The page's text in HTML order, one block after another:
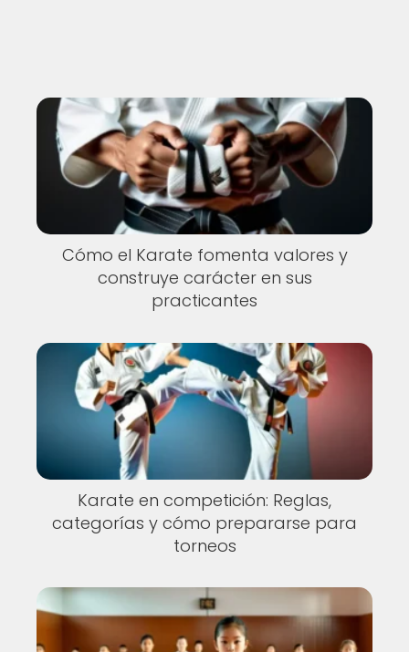
Cómo el Karate fomenta valores y
construye carácter en sus
practicantes
Karate en competición: Reglas,
categorías y cómo prepararse para
torneos